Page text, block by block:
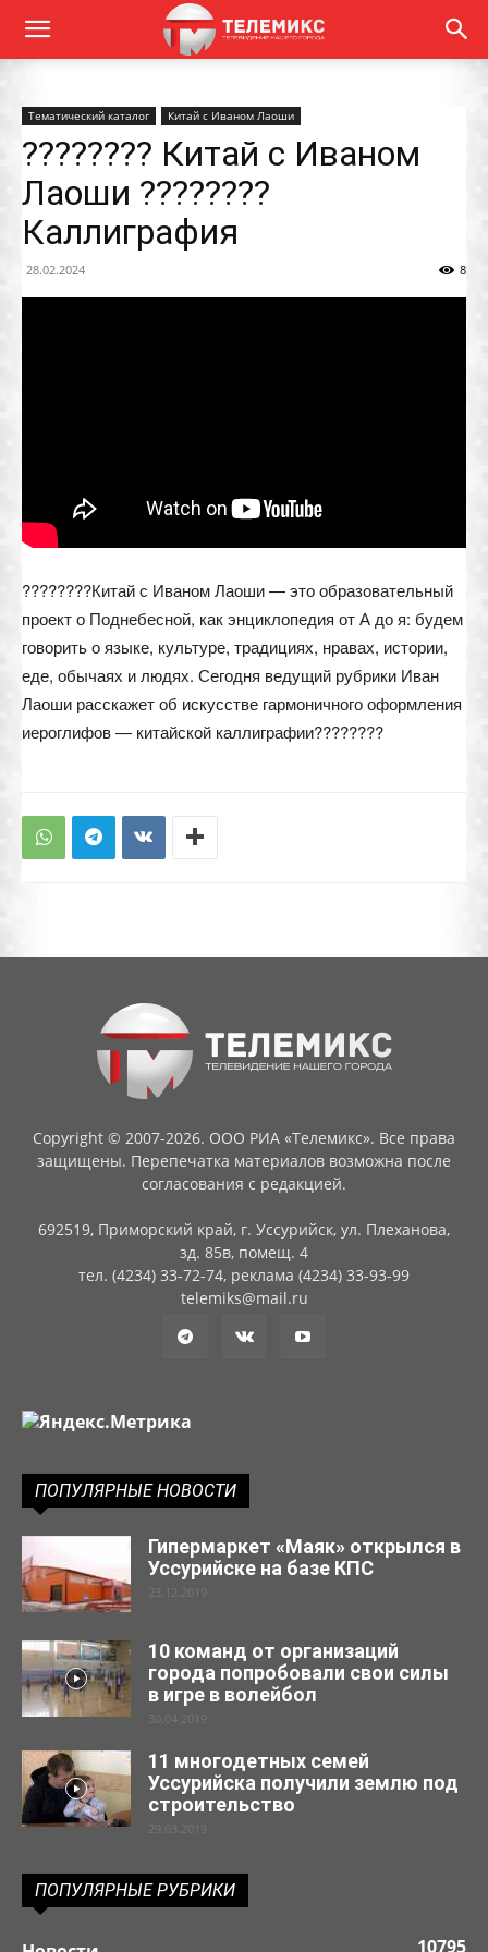
Тематический каталог Китай с Иваном Лаоши
???????? Китай с Иваном
Лаоши ????????
Каллиграфия
28.02.2024 8
????????Китай с Иваном Лаоши — это образовательный
проект о Поднебесной, как энциклопедия от А до я: будем
говорить о языке, культуре, традициях, нравах, истории,
еде, обычаях и людях. Сегодня ведущий рубрики Иван
Лаоши расскажет об искусстве гармоничного оформления
иероглифов — китайской каллиграфии????????
Copyright © 2007-2026. ООО РИА «Телемикс». Все права
защищены. Перепечатка материалов возможна после
согласования с редакцией.
692519, Приморский край, г. Уссурийск, ул. Плеханова,
зд. 85в, помещ. 4
тел. (4234) 33-72-74, реклама (4234) 33-93-99
telemiks@mail.ru
ПОПУЛЯРНЫЕ НОВОСТИ
Гипермаркет «Маяк» открылся в
Уссурийске на базе КПС
23.12.2019
10 команд от организаций
города попробовали свои силы
в игре в волейбол
30.04.2019
11 многодетных семей
Уссурийска получили землю под
строительство
29.03.2019
ПОПУЛЯРНЫЕ РУБРИКИ
10795